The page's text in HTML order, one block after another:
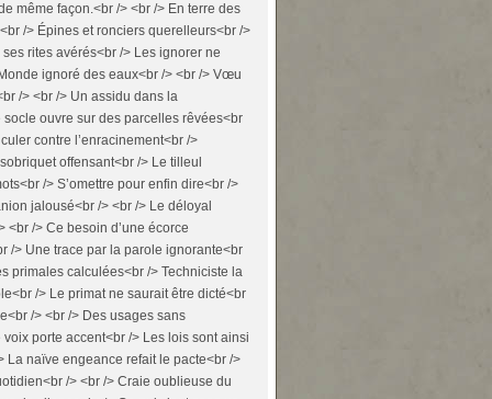
même façon.<br /> <br /> En terre des
/> Épines et ronciers querelleurs<br />
rites avérés<br /> Les ignorer ne
ignoré des eaux<br /> <br /> Vœu
/> <br /> Un assidu dans la
socle ouvre sur des parcelles rêvées<br
contre l’enracinement<br />
offensant<br /> Le tilleul
/> S’omettre pour enfin dire<br />
jalousé<br /> <br /> Le déloyal
<br /> Ce besoin d’une écorce
/> Une trace par la parole ignorante<br
primales calculées<br /> Techniciste la
/> Le primat ne saurait être dicté<br
/> <br /> Des usages sans
porte accent<br /> Les lois sont ainsi
La naïve engeance refait le pacte<br />
/> <br /> Craie oublieuse du